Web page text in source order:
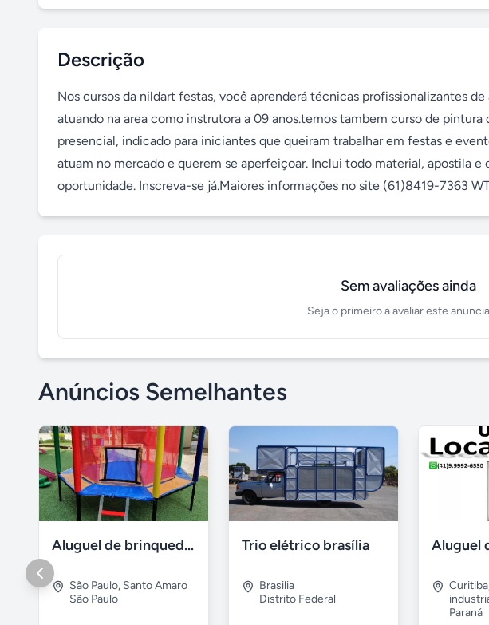
Descrição
Nos cursos da nildart festas, você aprenderá técnicas profissionalizantes
atuando na area como instrutora a 09 anos.temos tambem curso de
presencial, indicado para iniciantes que queiram trabalhar em festas e
atuam no mercado e querem se aperfeiçoar. Inclui todo material, apostila
oportunidade. Inscreva-se já.Maiores informações no site (61)8419-7363
Sem avaliações ainda
Seja o primeiro a avaliar este
Anúncios Semelhantes
Aluguel de brinquedos
São Paulo, Santo Amaro
São Paulo
Trio elétrico brasília
Brasilia
Distrito Federal
Curitiba
Paraná